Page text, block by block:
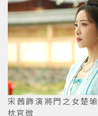
宋茜飾演將門之女楚
枕官微